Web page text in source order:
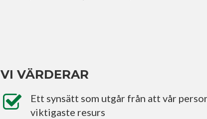
VI VÄRDERAR
Ett synsätt som utgår från att vår
viktigaste resurs